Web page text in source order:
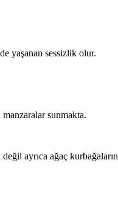
yaşanan sessizlik olur.
sunmakta.
ayrıca ağaç